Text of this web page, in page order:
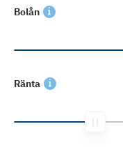
Bolån
Ränta